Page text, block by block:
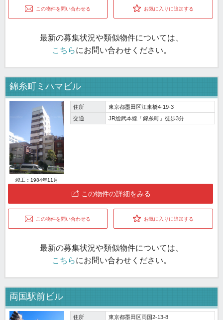
この物件を問い合わせる お気に入りに追加する
最新の募集状況や類似物件については、
こちらにお問い合わせください。
錦糸町ミハマビル
竣工：1984年11月
住所
東京都墨田区江東橋4-19-3
交通
JR総武本線「錦糸町」徒歩3分
この物件の詳細をみる
この物件を問い合わせる お気に入りに追加する
最新の募集状況や類似物件については、
こちらにお問い合わせください。
両国駅前ビル
住所
東京都墨田区両国2-13-8